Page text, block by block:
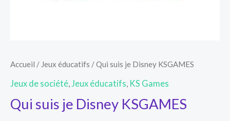
Accueil / Jeux éducatifs / Qui suis je Disney KSGAMES
Jeux de société Jeux éducatifs KS Games
Qui suis je Disney KSGAMES